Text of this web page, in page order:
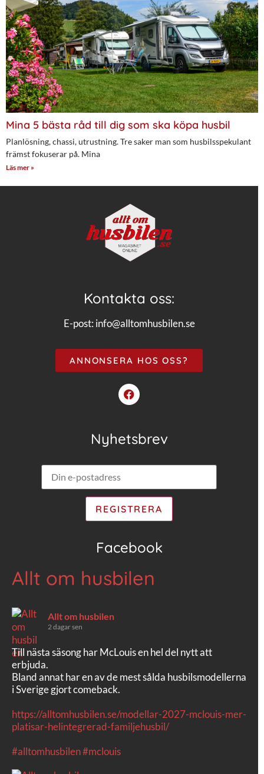
Mina 5 bästa råd till dig som ska köpa husbil
Planlösning, chassi, utrustning. Tre saker man som husbilsspekulant
främst fokuserar på. Mina
Läs mer »
Kontakta oss:
E-post: info@alltomhusbilen.se
ANNONSERA HOS OSS?
Nyhetsbrev
Facebook
Allt om husbilen
Allt om husbilen
2 dagar sen
Till nästa säsong har McLouis en hel del nytt att
erbjuda.
Bland annat har en av de mest sålda husbilsmodellerna
i Sverige gjort comeback.
https://alltomhusbilen.se/modellar-2027-mclouis-mer-
platisar-helintegrerad-familjehusbil/
#alltomhusbilen#mclouis